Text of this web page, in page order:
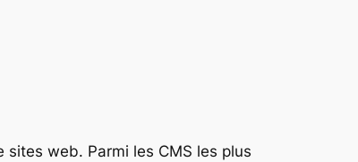
web. Parmi les CMS les plus